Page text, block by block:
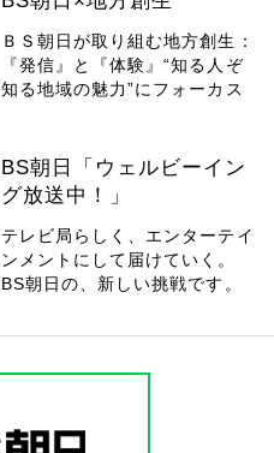
ＢＳ朝日が取り組む地方創生：
『発信』と『体験』“知る人ぞ
知る地域の魅力”にフォーカス
BS朝日「ウェルビーイン
グ放送中！」
テレビ局らしく、エンターテイ
ンメントにして届けていく。
BS朝日の、新しい挑戦です。